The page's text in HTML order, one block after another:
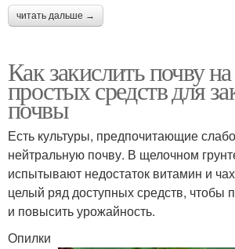
читать дальше →
Как закислить почву
простых средств для
почвы
Есть культуры, предпочитающие
нейтральную почву. В щелочном
испытывают недостаток витамин и
целый ряд доступных средств, чтобы
и повысить урожайность.
Опилки